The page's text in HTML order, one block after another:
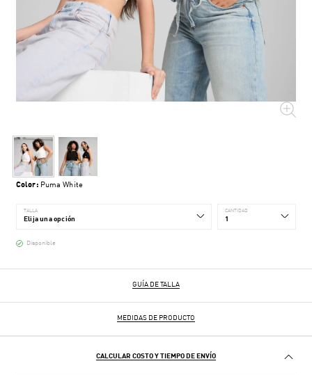
Color: Puma White
TALLA CANTIDAD
Disponible
GUÍA DE TALLA
MEDIDAS DE PRODUCTO
CALCULAR COSTO Y TIEMPO DE ENVÍO